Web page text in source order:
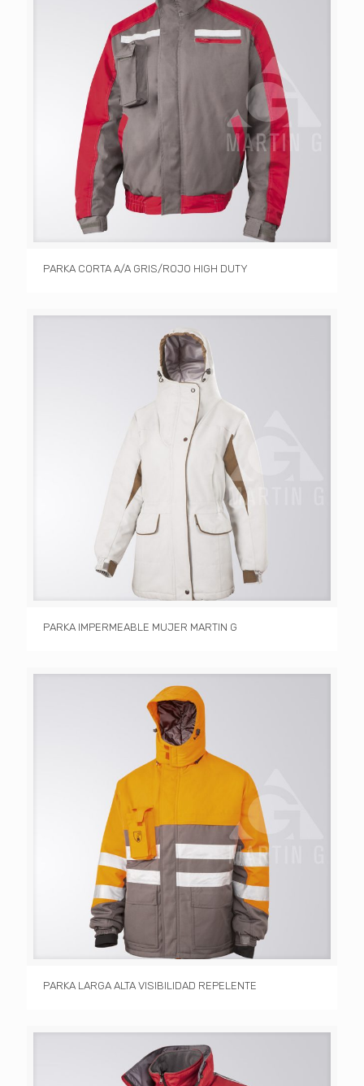
PARKA CORTA A/A GRIS/ROJO HIGH DUTY
PARKA IMPERMEABLE MUJER MARTIN G
PARKA LARGA ALTA VISIBILIDAD REPELENTE